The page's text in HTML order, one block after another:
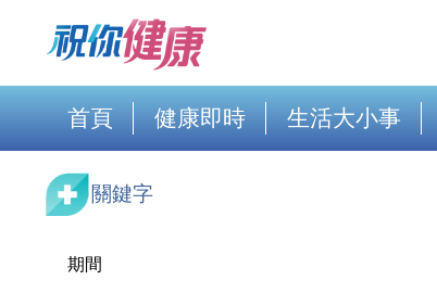
首頁 健康即時 生活大小事
關鍵字
期間